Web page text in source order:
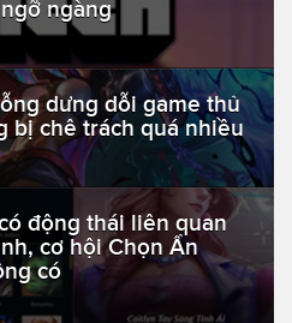
ngàng
dưng dỗi game thủ
bị chê trách quá nhiều
động thái liên quan
cơ hội Chọn Ẩn
có